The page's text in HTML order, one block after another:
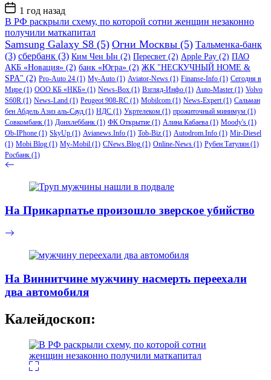
Дата
записи
1 год назад
В РФ раскрыли схему, по которой сотни женщин незаконно
получили маткапитал
Samsung Galaxy S8 (5) Огни Москвы (5) Тальменка-банк
(3) сбербанк (3) Ким Чен Ын (2) Пересвет (2) Apple Pay (2) ПАО
АКБ «Новация» (2) банк «Югра» (2) ЖК "НЕСКУЧНЫЙ HOME &
SPA" (2) Pro-Auto 24 (1) My-Auto (1) Aviator-News (1) Finanse-Info (1) Сегодня в
Мире (1) ООО КБ «НКБ» (1) News-Box (1) Взгляд-Инфо (1) Auto-Master (1) Volvo
S60R (1) News-Land (1) Peugeot 908-RC (1) Mobilcom (1) News-Expert(1) Сальман
бен Абдель Азиз аль-Сауд (1) НДС (1) Укртелеком (1) прожиточный минимум (1)
Совкомбанк (1) Донхлеббанк (1) ФК Открытие (1) Алина Кабаева (1) Moody's (1)
Ob-IPhone (1) SkyUp (1) Avianews.Info (1) Tob-Biz (1) Autodrom.Info (1) Mir-Diesel
(1) Mobi Blog (1) My-Mobil (1) CNews.Blog (1) Online-News (1) Рубен Татулян (1)
Росбанк (1)
На Прикарпатье произошло зверское убийство
На Виннитчине мужчину насмерть переехали
два автомобиля
Калейдоскоп: